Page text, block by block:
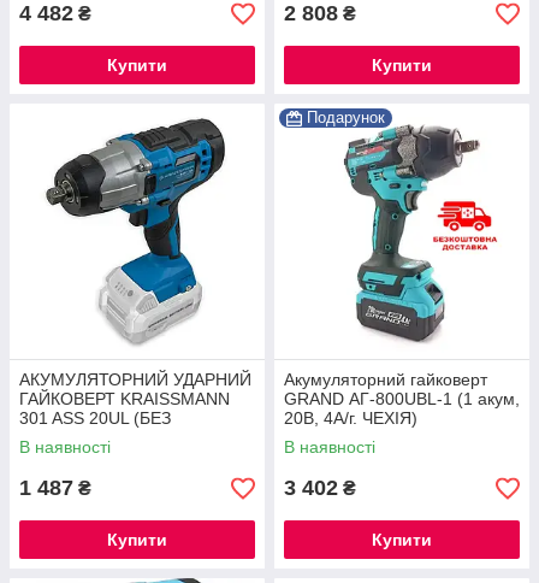
4 482 ₴
Купити
2 808 ₴
Купити
АКУМУЛЯТОРНИЙ УДАРНИЙ
ГАЙКОВЕРТ KRAISSMANN
301 ASS 20UL (БЕЗ
АКУМУЛЯТОРА І
ЗАРЯДНОГО СТРІЙСТВА)®
В наявності
1 487 ₴
Купити
Подарунок
Акумуляторний гайковерт
GRAND АГ-800UBL-1 (1 акум,
20В, 4А/г. ЧЕХІЯ)
В наявності
3 402 ₴
Купити